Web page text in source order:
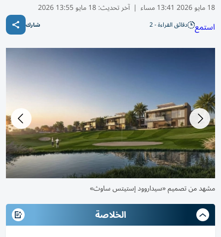
18 مايو 2026 13:41 مساء | آخر تحديث:18 مايو 13:55 2026
استمع دقائق القراءة - 2 شارك
جانب من تصميم «سيداروود إستيتس ساوث»
مشهد من تصميم «سيداروود إستيتس ساوث»
الخلاصة